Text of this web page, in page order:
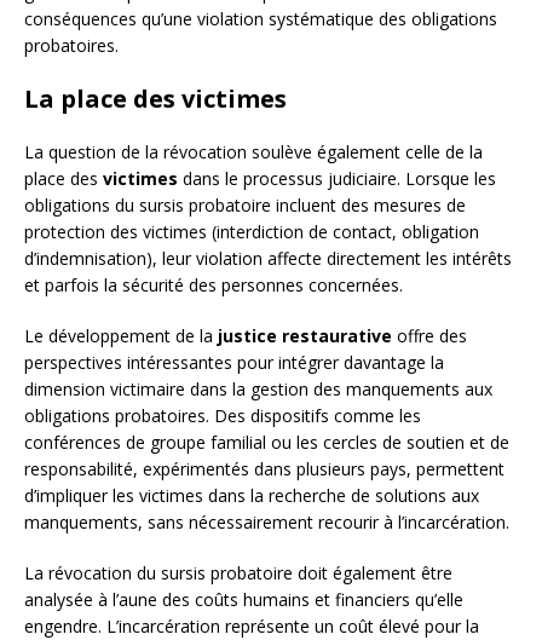
conséquences qu’une violation systématique des obligations
probatoires.
La place des victimes
La question de la révocation soulève également celle de la
place des victimes dans le processus judiciaire. Lorsque les
obligations du sursis probatoire incluent des mesures de
protection des victimes (interdiction de contact, obligation
d’indemnisation), leur violation affecte directement les intérêts
et parfois la sécurité des personnes concernées.
Le développement de la justice restaurative offre des
perspectives intéressantes pour intégrer davantage la
dimension victimaire dans la gestion des manquements aux
obligations probatoires. Des dispositifs comme les
conférences de groupe familial ou les cercles de soutien et de
responsabilité, expérimentés dans plusieurs pays, permettent
d’impliquer les victimes dans la recherche de solutions aux
manquements, sans nécessairement recourir à l’incarcération.
La révocation du sursis probatoire doit également être
analysée à l’aune des coûts humains et financiers qu’elle
engendre. L’incarcération représente un coût élevé pour la